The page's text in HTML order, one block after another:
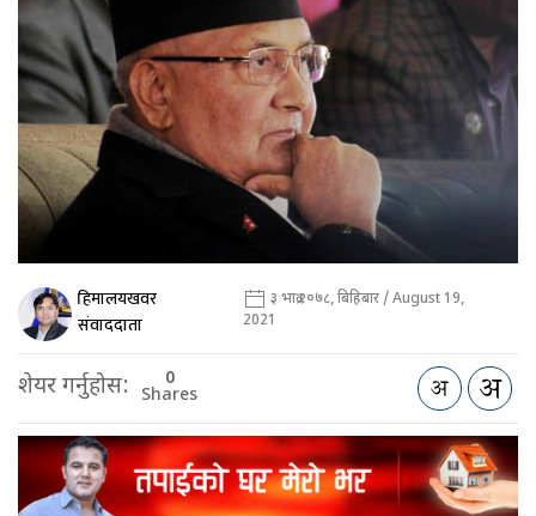
हिमालयखवर
संवाददाता
३ भाद्र २०७८, बिहिबार / August 19,
2021
शेयर गर्नुहोस: 0
Shares